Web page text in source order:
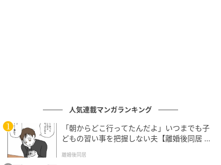
人気連載マンガランキング
「朝からどこ行ってたんだよ」いつまでも子
どもの習い事を把握しない夫【離婚後同居 Vo
離婚後同居